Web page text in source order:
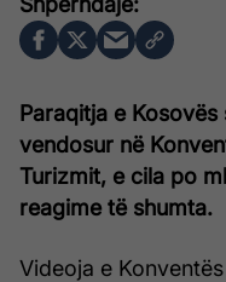
Paraqitja e
vendosur në
Turizmit, e cila po
reagime të shumta.
Videoja e